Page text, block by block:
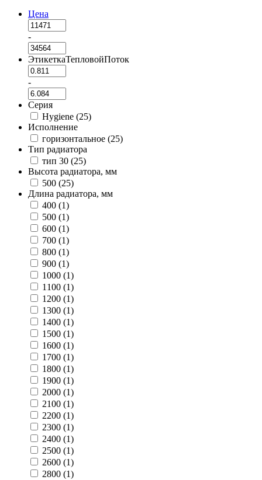
Цена
-
ЭтикеткаТепловойПоток
-
Серия
Hygiene (25)
Исполнение
горизонтальное (25)
Тип радиатора
тип 30 (25)
Высота радиатора, мм
500 (25)
Длина радиатора, мм
400 (1)
500 (1)
600 (1)
700 (1)
800 (1)
900 (1)
1000 (1)
1100 (1)
1200 (1)
1300 (1)
1400 (1)
1500 (1)
1600 (1)
1700 (1)
1800 (1)
1900 (1)
2000 (1)
2100 (1)
2200 (1)
2300 (1)
2400 (1)
2500 (1)
2600 (1)
2800 (1)